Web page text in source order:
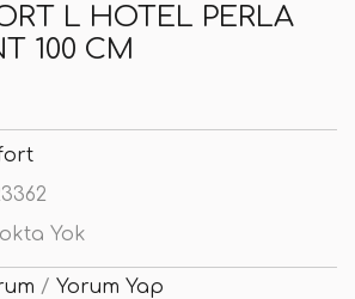
L HOTEL PERLA
100 CM
Yok
/ Yorum Yap